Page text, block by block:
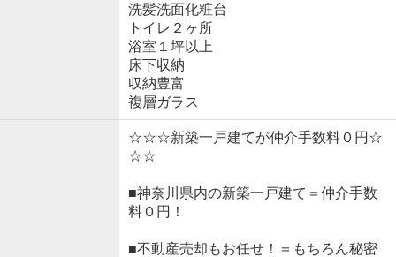
洗髪洗面化粧台
トイレ２ヶ所
浴室１坪以上
床下収納
収納豊富
複層ガラス
☆☆☆新築一戸建てが仲介手数料０円☆
☆☆
■神奈川県内の新築一戸建て＝仲介手数
料０円！
■不動産売却もお任せ！＝もちろん秘密